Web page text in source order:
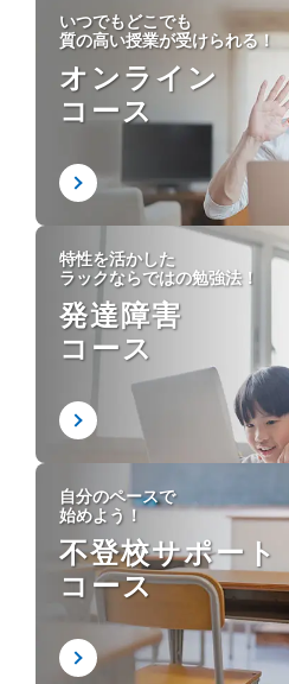
いつでもどこでも
質の高い授業が受けられる！
オンライン
コース
特性を活かした
ラックならではの勉強法！
発達障害
コース
自分のペースで
始めよう！
不登校サポート
コース